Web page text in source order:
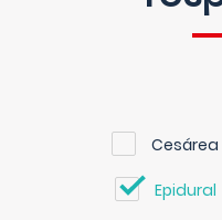
Cesárea
Epidural